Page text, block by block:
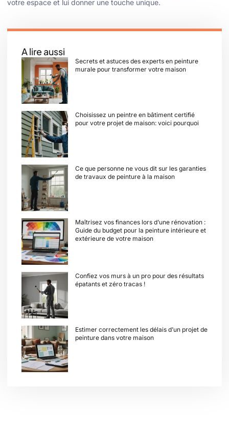
votre espace et lui donner une touche unique.
A lire aussi
Secrets et astuces des experts en peinture
murale pour transformer votre maison
Choisissez un peintre en bâtiment certifié
pour votre projet de maison: voici pourquoi
Ce que personne ne vous dit sur les garanties
de travaux de peinture à la maison
Maîtrisez vos finances lors d’une rénovation :
Guide du budget pour la peinture intérieure et
extérieure de votre maison
Confiez vos murs à un pro pour des résultats
épatants et zéro tracas !
Estimer correctement les délais d’un projet de
peinture dans votre maison